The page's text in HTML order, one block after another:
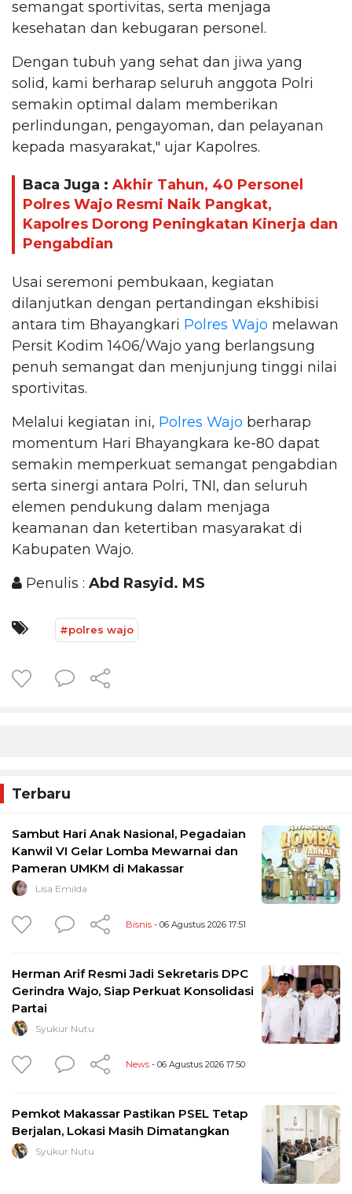
semangat sportivitas, serta menjaga
kesehatan dan kebugaran personel.
Dengan tubuh yang sehat dan jiwa yang
solid, kami berharap seluruh anggota Polri
semakin optimal dalam memberikan
perlindungan, pengayoman, dan pelayanan
kepada masyarakat," ujar Kapolres.
Baca Juga : Akhir Tahun, 40 Personel
Polres Wajo Resmi Naik Pangkat,
Kapolres Dorong Peningkatan Kinerja dan
Pengabdian
Usai seremoni pembukaan, kegiatan
dilanjutkan dengan pertandingan ekshibisi
antara tim Bhayangkari Polres Wajo melawan
Persit Kodim 1406/Wajo yang berlangsung
penuh semangat dan menjunjung tinggi nilai
sportivitas.
Melalui kegiatan ini, Polres Wajo berharap
momentum Hari Bhayangkara ke-80 dapat
semakin memperkuat semangat pengabdian
serta sinergi antara Polri, TNI, dan seluruh
elemen pendukung dalam menjaga
keamanan dan ketertiban masyarakat di
Kabupaten Wajo.
Penulis : Abd Rasyid. MS
#polres wajo
Terbaru
Sambut Hari Anak Nasional, Pegadaian
Kanwil VI Gelar Lomba Mewarnai dan
Pameran UMKM di Makassar
Lisa Emilda
Bisnis - 06 Agustus 2026 17:51
Herman Arif Resmi Jadi Sekretaris DPC
Gerindra Wajo, Siap Perkuat Konsolidasi
Partai
Syukur Nutu
News - 06 Agustus 2026 17:50
Pemkot Makassar Pastikan PSEL Tetap
Berjalan, Lokasi Masih Dimatangkan
Syukur Nutu